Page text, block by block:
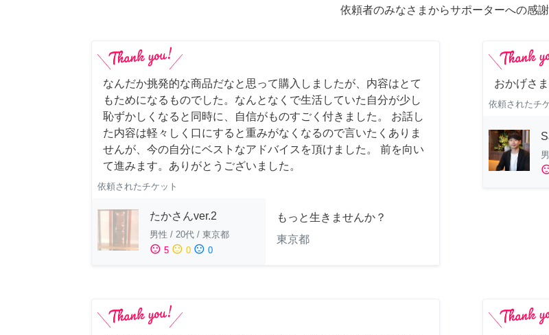
依頼者のみなさまからサポーターへの感
なんだか挑発的な商品だなと思って購入しましたが、内容はとて
もためになるものでした。なんとなくで生活していた自分が少し
恥ずかしくなると同時に、自信がものすごく付きました。 お話し
た内容は軽々しく口にすると重みがなくなるので言いたくありま
せんが、今の自分にベストなアドバイスを頂けました。 前を向い
て進みます。ありがとうございました。
依頼されたチケット
たかさんver.2
男性 / 20代 / 東京都
sentiment_satisfied 5 sentiment_neutral 0 sentiment_dissatisfied 0
もっと生きませんか？
東京都
おかげさ
依頼されたチ